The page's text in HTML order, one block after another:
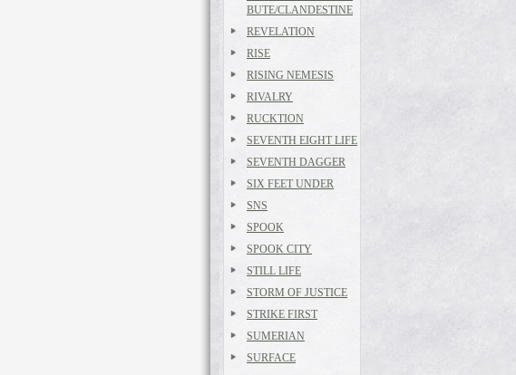
BUTE/CLANDESTINE
REVELATION
RISE
RISING NEMESIS
RIVALRY
RUCKTION
SEVENTH EIGHT LIFE
SEVENTH DAGGER
SIX FEET UNDER
SNS
SPOOK
SPOOK CITY
STILL LIFE
STORM OF JUSTICE
STRIKE FIRST
SUMERIAN
SURFACE